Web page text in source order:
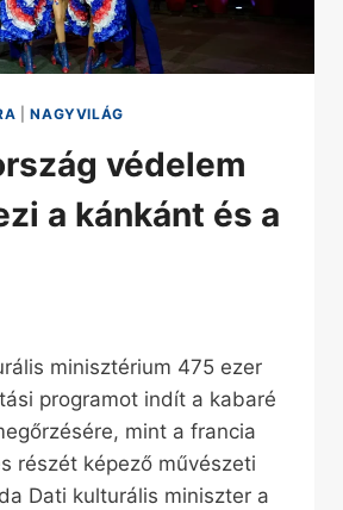
|NAGYVILÁG
védelem
a kánkánt és a
minisztérium 475 ezer
programot indít a kabaré
mint a francia
részét képező művészeti
Dati kulturális miniszter a